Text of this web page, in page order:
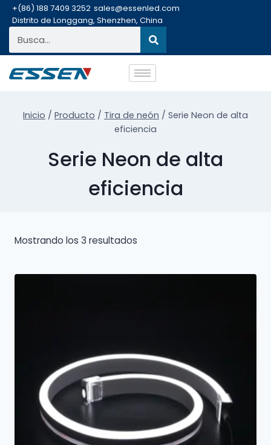
+(86) 188 7409 3252 sales@essenled.com
Distrito de Longgang, Shenzhen, China
Inicio / Producto / Tira de neón / Serie Neon de alta
eficiencia
Serie Neon de alta
eficiencia
Mostrando los 3 resultados